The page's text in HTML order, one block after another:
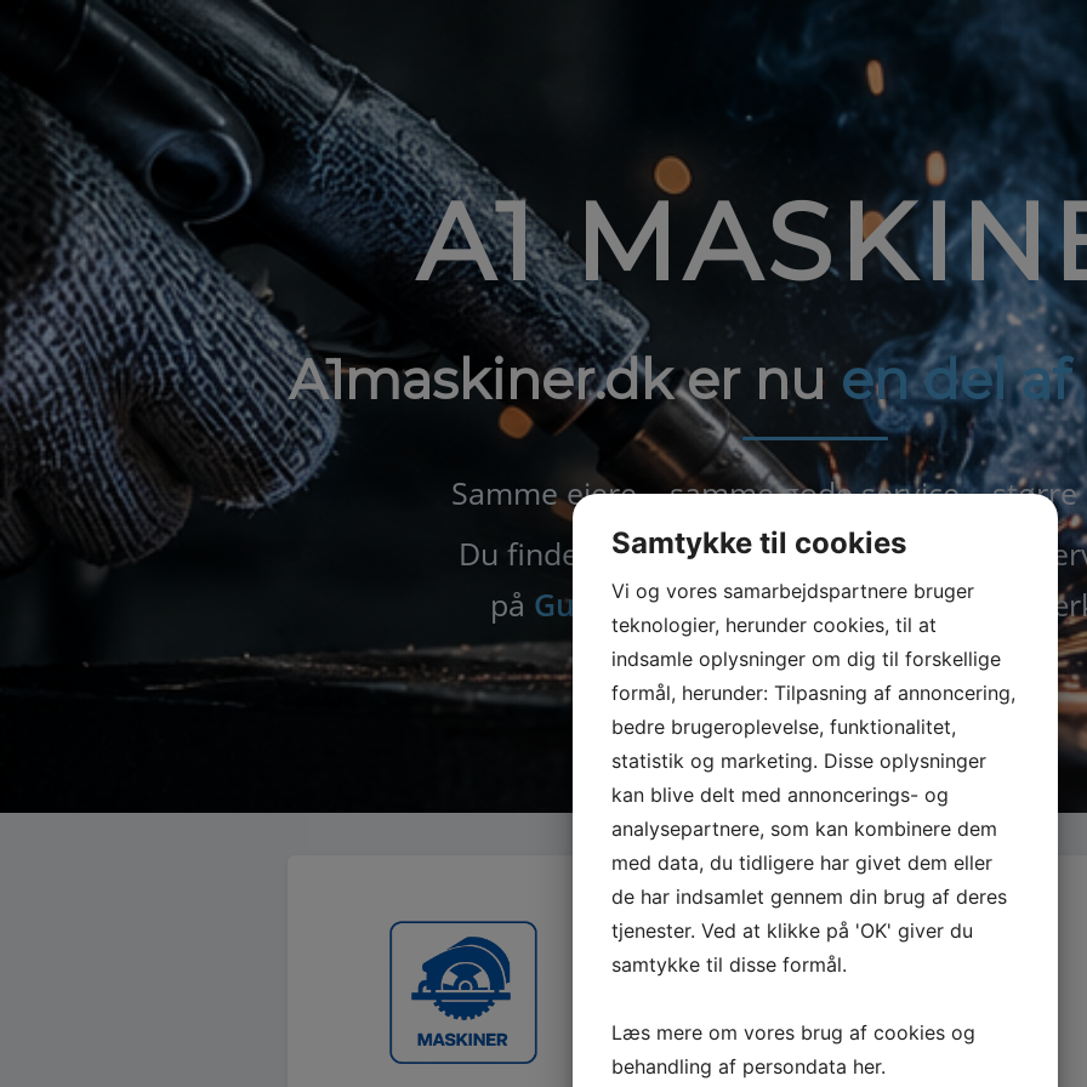
A1
A1maskiner.dk er nuen del
Samme ejere – samme gode service – større
Du finder nu alle maskiner, tilbehør og
på Guede.dk– din specialist i
Samtykke til cookies
Vi og vores samarbejdspartnere bruger
teknologier, herunder cookies, til at
indsamle oplysninger om dig til forskellige
formål, herunder: Tilpasning af annoncering,
bedre brugeroplevelse, funktionalitet,
statistik og marketing. Disse oplysninger
kan blive delt med annoncerings- og
analysepartnere, som kan kombinere dem
med data, du tidligere har givet dem eller
de har indsamlet gennem din brug af deres
tjenester. Ved at klikke på 'OK' giver du
samtykke til disse formål.
Læs mere om vores brug af cookies og
behandling af persondata her.